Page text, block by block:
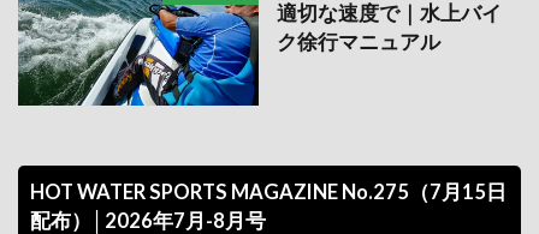
適切な速度で｜水上バイ
ク徐行マニュアル
HOT WATER SPORTS MAGAZINE No.275（7月15日
配布）│2026年7月-8月号